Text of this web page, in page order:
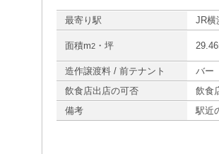
最寄り駅 JR
面積m2 ・坪
造作譲渡料 / 前テナント
バー
飲食店出店の可否
飲食
備考
駅近